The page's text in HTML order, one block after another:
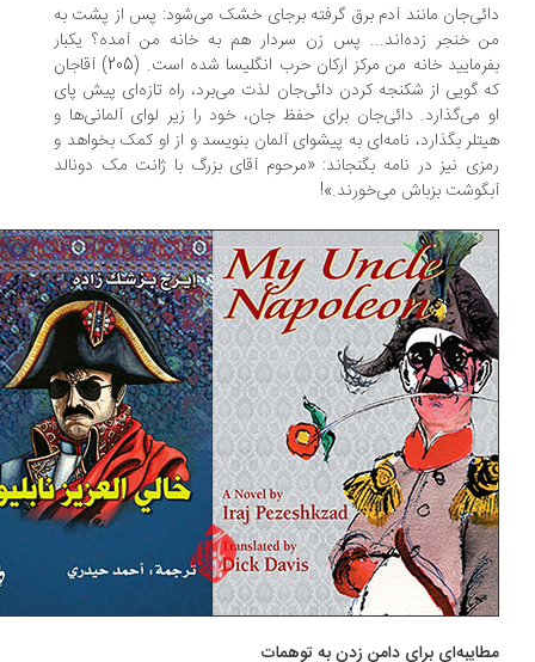
مانند‌ آدم برق گرفته برجای خشک می‌شود: پس از پشت به
خنجر زده‌اند‌... پس‌ زن‌ سردار هم به خانه من آمده؟ یکبار
بفرمایید خانه من مرکز ارکان حرب انگلیسا شده است‌. (205‌) آقاجان
گویی از شکنجه کردن دائی‌جان لذت می‌برد، راه تازه‌ای پیش پای‌
می‌گذارد‌. دائی‌جان برای حفظ جان، خود را زیر لوای آلمانی‌ها و
بگذارد، نامه‌ای به پیشوای آلمان‌ بنویسد‌ و از او کمک بخواهد و
نیز در نامه بگنجاند: «مرحوم آقای بزرگ‌ با‌ ژانت‌ مک دونالد
بزباش می‌خورند.»!
برای دامن زدن به توهمات